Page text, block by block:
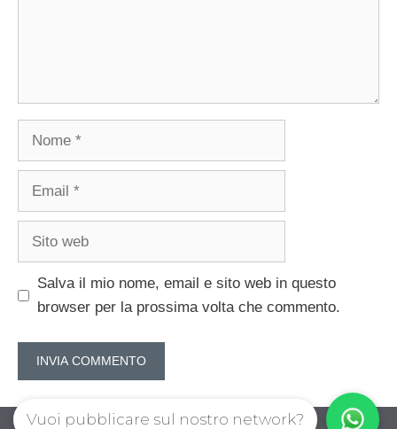
Nome
Email
Sito
Salva il mio nome, email e sito web in questo
browser per la prossima volta che commento.
Vuoi pubblicare sul nostro network?